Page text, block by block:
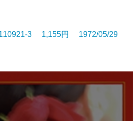
3 1,155円 1972/05/29